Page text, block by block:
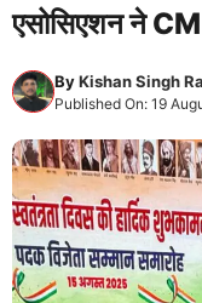
एसोसिएशन ने CM
ByKishan Singh
Published On: 19